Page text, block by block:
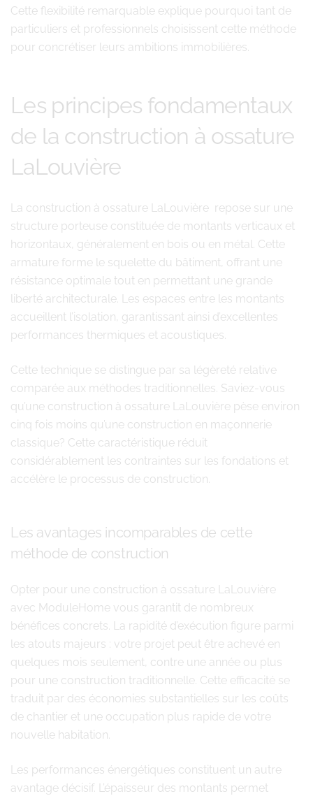
Cette flexibilité remarquable explique pourquoi tant de
particuliers et professionnels choisissent cette méthode
pour concrétiser leurs ambitions immobilières.
Les principes fondamentaux
de la construction à ossature
LaLouvière
La construction à ossature LaLouvière repose sur une
structure porteuse constituée de montants verticaux et
horizontaux, généralement en bois ou en métal. Cette
armature forme le squelette du bâtiment, offrant une
résistance optimale tout en permettant une grande
liberté architecturale. Les espaces entre les montants
accueillent l’isolation, garantissant ainsi d’excellentes
performances thermiques et acoustiques.
Cette technique se distingue par sa légèreté relative
comparée aux méthodes traditionnelles. Saviez-vous
qu’une construction à ossature LaLouvière pèse environ
cinq fois moins qu’une construction en maçonnerie
classique? Cette caractéristique réduit
considérablement les contraintes sur les fondations et
accélère le processus de construction.
Les avantages incomparables de cette
méthode de construction
Opter pour une construction à ossature LaLouvière
avec ModuleHome vous garantit de nombreux
bénéfices concrets. La rapidité d’exécution figure parmi
les atouts majeurs : votre projet peut être achevé en
quelques mois seulement, contre une année ou plus
pour une construction traditionnelle. Cette efficacité se
traduit par des économies substantielles sur les coûts
de chantier et une occupation plus rapide de votre
nouvelle habitation.
Les performances énergétiques constituent un autre
avantage décisif. L’épaisseur des montants permet